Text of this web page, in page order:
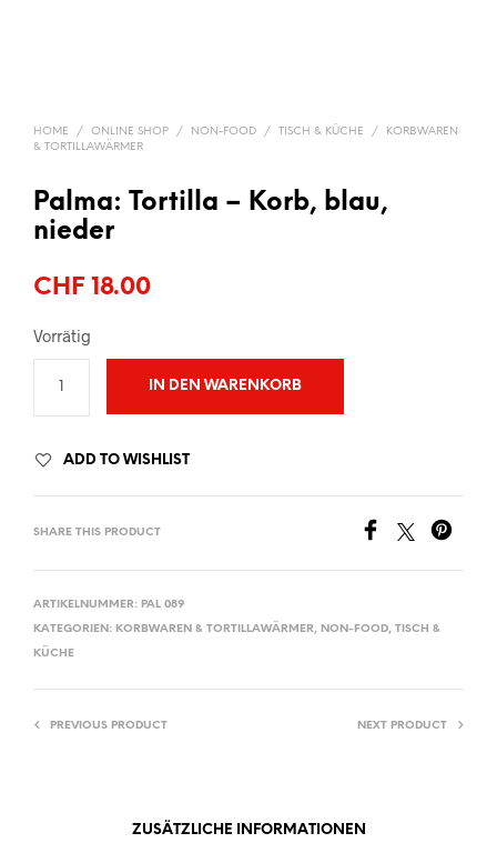
HOME / ONLINE SHOP / NON-FOOD / TISCH & KÜCHE /
KORBWAREN
& TORTILLAWÄRMER
Palma: Tortilla – Korb, blau,
nieder
CHF 18.00
Vorrätig
IN DEN WARENKORB
ADD TO WISHLIST
SHARE THIS PRODUCT
ARTIKELNUMMER: PAL 089
KATEGORIEN: KORBWAREN & TORTILLAWÄRMER, NON-FOOD, TISCH &
KÜCHE
PREVIOUS PRODUCT NEXT PRODUCT
ZUSÄTZLICHE INFORMATIONEN